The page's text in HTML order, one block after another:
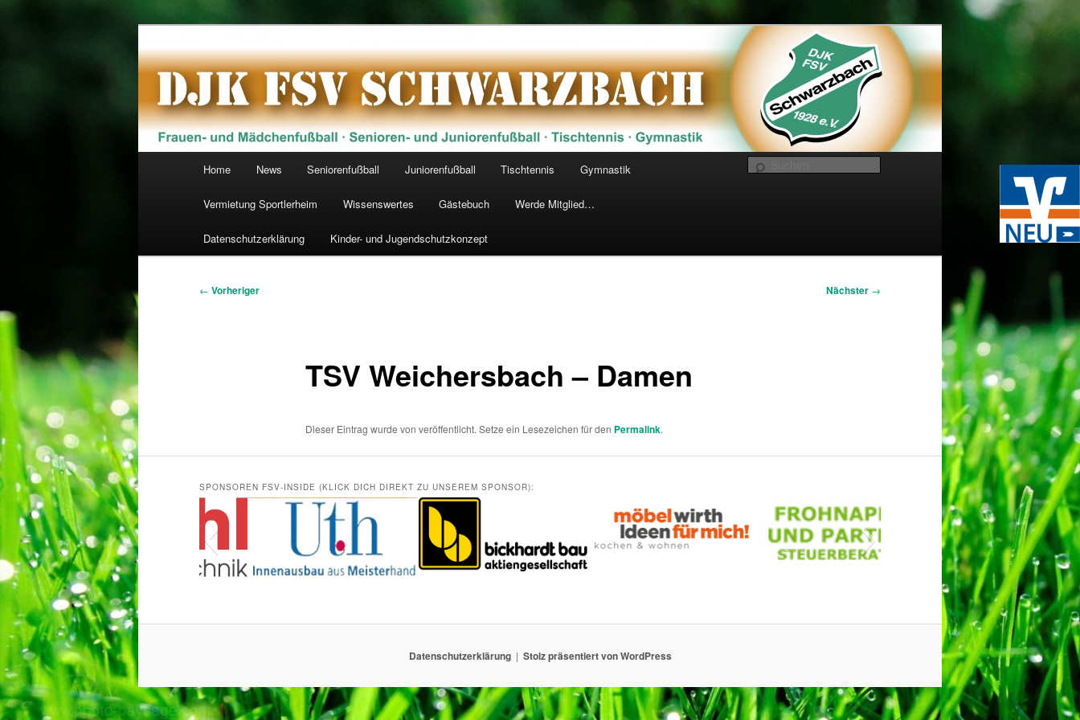
DJK FSV Schwarzbach 1928 e.V.
Home News Seniorenfußball Juniorenfußball Tischtennis Gymnastik
Vermietung Sportlerheim Wissenswertes Gästebuch Werde Mitglied…
Datenschutzerklärung Kinder- und Jugendschutzkonzept
Beitragsnavigation
← Vorheriger Nächster →
TSV Weichersbach – Damen
Dieser Eintrag wurde von veröffentlicht. Setze ein Lesezeichen für den Permalink.
SPONSOREN FSV-INSIDE (KLICK DICH DIREKT ZU UNSEREM SPONSOR):
Datenschutzerklärung Stolz präsentiert von WordPress